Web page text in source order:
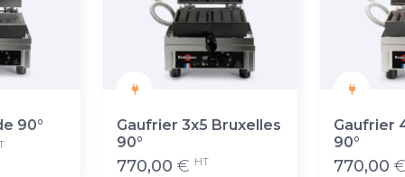
90°
Gaufrier 3x5 Bruxelles
90°
770,00 € HT
Gaufrier
90°
770,00